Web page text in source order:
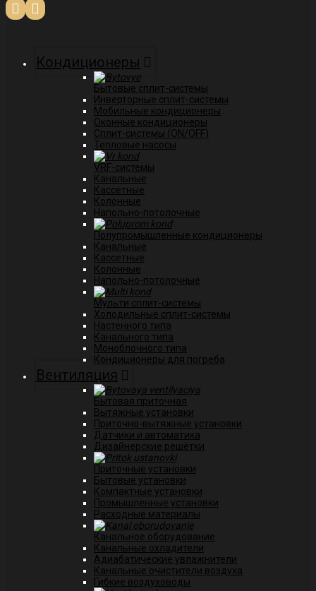
Кондиционеры
Бытовые сплит-системы
Инверторные сплит-системы
Мобильные кондиционеры
Оконные кондиционеры
Сплит-системы (ON/OFF)
Тепловые насосы
VRF-системы
Канальные
Касcетные
Колонные
Напольно-потолочные
Полупромышленные кондиционеры
Канальные
Кассетные
Колонные
Напольно-потолочные
Мульти сплит-системы
Холодильные сплит-системы
Настенного типа
Канального типа
Моноблочного типа
Кондиционеры для погреба
Вентиляция
Бытовая приточная
Вытяжные установки
Приточно-вытяжные установки
Датчики и автоматика
Дизайнерские решётки
Приточные установки
Бытовые установки
Компактные установки
Промышленные установки
Расходные материалы
Канальное оборудование
Канальные охладители
Адиабатические увлажнители
Канальные очистители воздуха
Гибкие воздуховоды